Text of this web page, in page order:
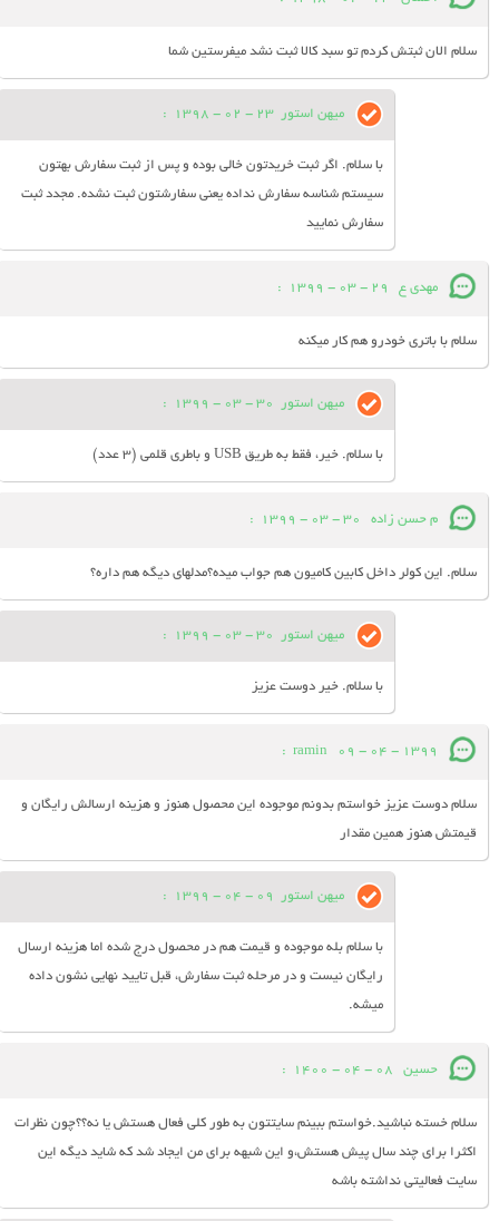
سلام الان ثبتش کردم تو سبد کالا ثبت نشد میفرستین شما
میهن استور 23 - 02 - 1398
:
با سلام. اگر ثبت خریدتون خالی بوده و پس از ثبت سفارش بهتون
سیستم شناسه سفارش نداده یعنی سفارشتون ثبت نشده. مجدد ثبت
سفارش نمایید
مهدی ع 29 - 03 - 1399
:
سلام با باتری خودرو هم کار میکنه
میهن استور 30 - 03 - 1399
:
با سلام. خیر، فقط به طریق USB و باطری قلمی (3 عدد)
م حسن زاده 30 - 03 - 1399
:
سلام. این کولر داخل کابین کامیون هم جواب میده؟مدلهای دیگه هم داره؟
میهن استور 30 - 03 - 1399
:
با سلام. خیر دوست عزیز
ramin 09 - 04 - 1399
:
سلام دوست عزیز خواستم بدونم موجوده این محصول هنوز و هزینه ارسالش رایگان و
قیمتش هنوز همین مقدار
میهن استور 09 - 04 - 1399
:
با سلام بله موجوده و قیمت هم در محصول درج شده اما هزینه ارسال
رایگان نیست و در مرحله ثبت سفارش، قبل تایید نهایی نشون داده
میشه.
حسین 08 - 04 - 1400
:
سلام خسته نباشید.خواستم ببینم سایتتون به طور کلی فعال هستش یا نه؟؟چون نظرات
اکثرا برای چند سال پیش هستش،و این شبهه برای من ایجاد شد که شاید دیگه این
سایت فعالیتی نداشته باشه